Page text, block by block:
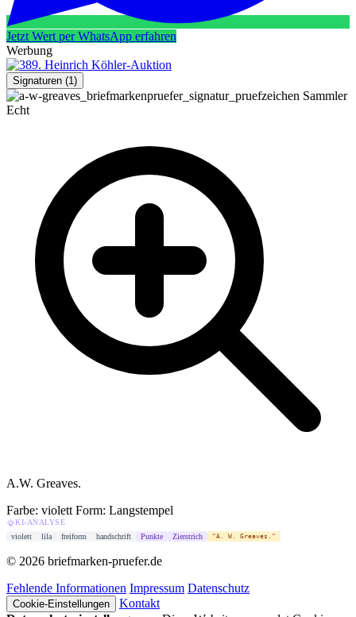
Jetzt Wert per WhatsApp erfahren
Werbung
Signaturen (1)
Sammler
Echt
A.W. Greaves.
Farbe: violett Form: Langstempel
KI-ANALYSE
violett
lila freiform handschrift Punkte Zierstrich "A. W. Greaves."
© 2026 briefmarken-pruefer.de
Fehlende Informationen Impressum Datenschutz
Cookie-Einstellungen
Kontakt